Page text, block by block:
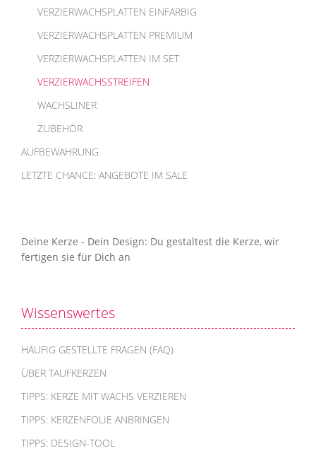
VERZIERWACHSPLATTEN EINFARBIG
VERZIERWACHSPLATTEN PREMIUM
VERZIERWACHSPLATTEN IM SET
VERZIERWACHSSTREIFEN
WACHSLINER
ZUBEHÖR
AUFBEWAHRUNG
LETZTE CHANCE: ANGEBOTE IM SALE
Deine Kerze - Dein Design: Du gestaltest die Kerze, wir
fertigen sie für Dich an
Wissenswertes
HÄUFIG GESTELLTE FRAGEN (FAQ)
ÜBER TAUFKERZEN
TIPPS: KERZE MIT WACHS VERZIEREN
TIPPS: KERZENFOLIE ANBRINGEN
TIPPS: DESIGN-TOOL